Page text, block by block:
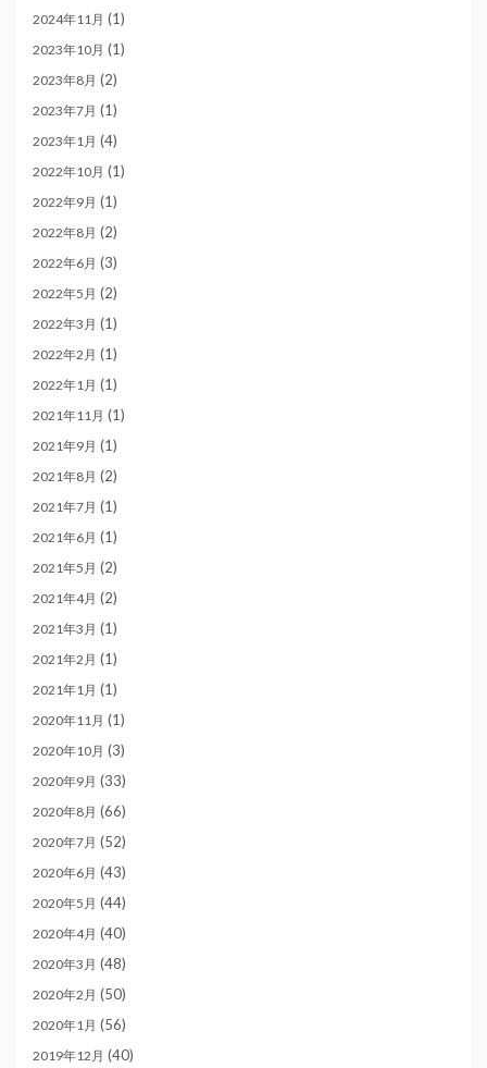
2024年11月 (1)
2023年10月 (1)
2023年8月 (2)
2023年7月 (1)
2023年1月 (4)
2022年10月 (1)
2022年9月 (1)
2022年8月 (2)
2022年6月 (3)
2022年5月 (2)
2022年3月 (1)
2022年2月 (1)
2022年1月 (1)
2021年11月 (1)
2021年9月 (1)
2021年8月 (2)
2021年7月 (1)
2021年6月 (1)
2021年5月 (2)
2021年4月 (2)
2021年3月 (1)
2021年2月 (1)
2021年1月 (1)
2020年11月 (1)
2020年10月 (3)
2020年9月 (33)
2020年8月 (66)
2020年7月 (52)
2020年6月 (43)
2020年5月 (44)
2020年4月 (40)
2020年3月 (48)
2020年2月 (50)
2020年1月 (56)
2019年12月 (40)